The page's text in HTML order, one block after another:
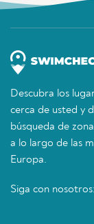
Descubra los
cerca de usted y
búsqueda de
a lo largo de las
Europa.
Siga con nosotros: